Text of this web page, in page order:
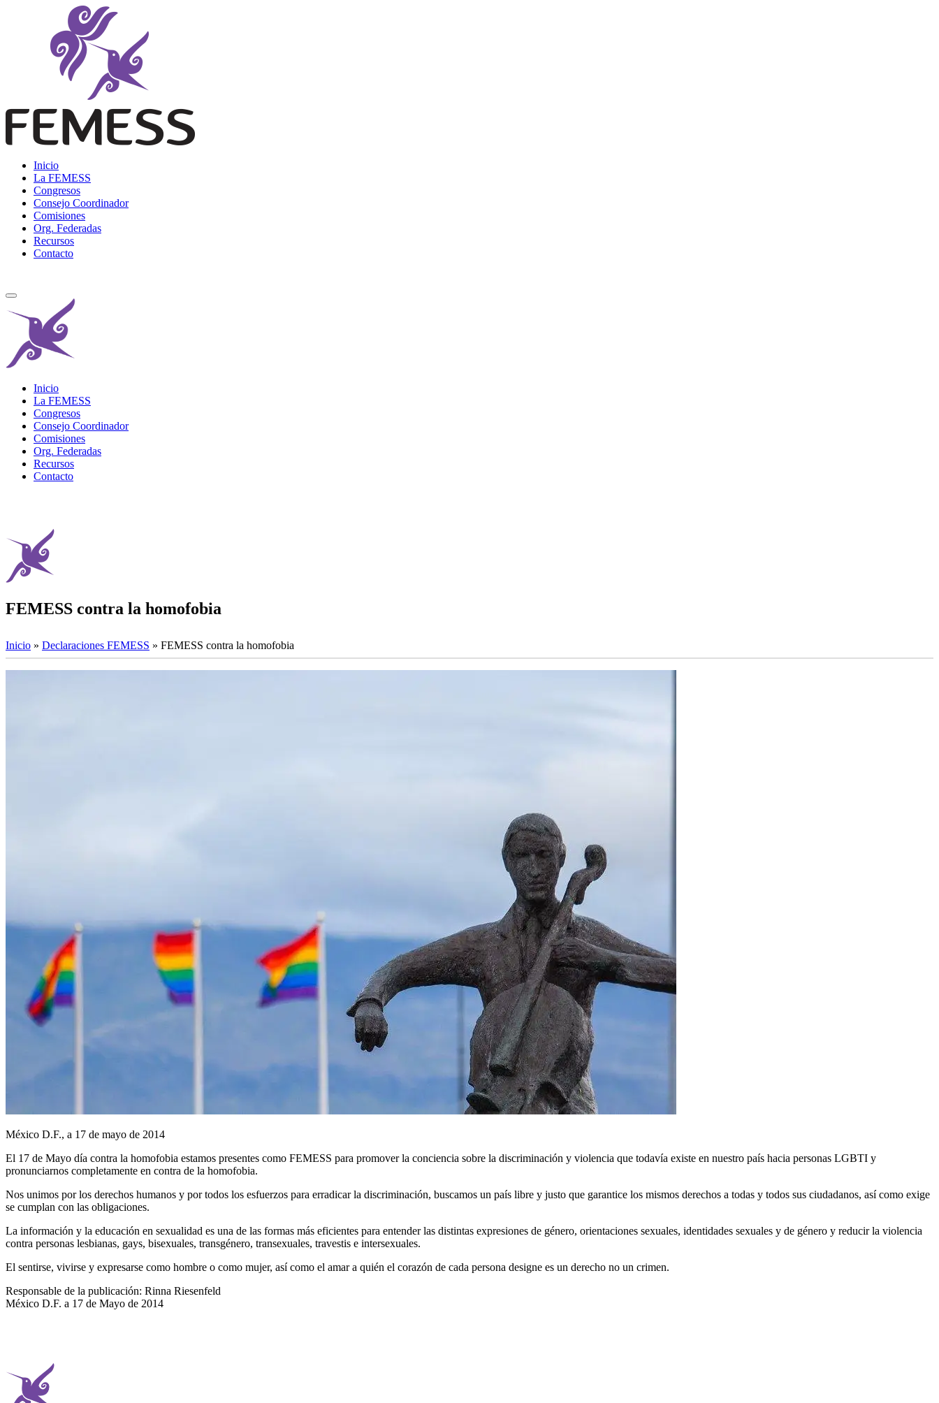
Femess
Federación Mexicana de Educación Sexual y Sexología, A.C.
Inicio
La FEMESS
Congresos
Consejo Coordinador
Comisiones
Org. Federadas
Recursos
Contacto
Inicio
La FEMESS
Congresos
Consejo Coordinador
Comisiones
Org. Federadas
Recursos
Contacto
FEMESS contra la homofobia
Inicio » Declaraciones FEMESS » FEMESS contra la homofobia
México D.F., a 17 de mayo de 2014
El 17 de Mayo día contra la homofobia estamos presentes como FEMESS para promover la conciencia sobre la discriminación y violencia que todavía existe en nuestro país hacia personas LGBTI y
pronunciarnos completamente en contra de la homofobia.
Nos unimos por los derechos humanos y por todos los esfuerzos para erradicar la discriminación, buscamos un país libre y justo que garantice los mismos derechos a todas y todos sus ciudadanos, así como exige
se cumplan con las obligaciones.
La información y la educación en sexualidad es una de las formas más eficientes para entender las distintas expresiones de género, orientaciones sexuales, identidades sexuales y de género y reducir la violencia
contra personas lesbianas, gays, bisexuales, transgénero, transexuales, travestis e intersexuales.
El sentirse, vivirse y expresarse como hombre o como mujer, así como el amar a quién el corazón de cada persona designe es un derecho no un crimen.
Responsable de la publicación: Rinna Riesenfeld
México D.F. a 17 de Mayo de 2014